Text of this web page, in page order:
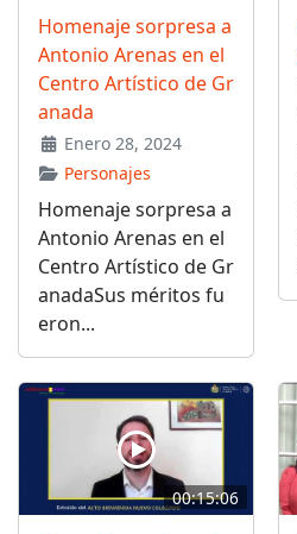
Homenaje sorpresa a
Antonio Arenas en el
Centro Artístico de Gr
anada
Enero 28, 2024
Personajes
Homenaje sorpresa a
Antonio Arenas en el
Centro Artístico de Gr
anadaSus méritos fu
eron...
00:15:06